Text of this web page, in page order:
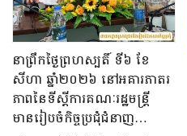
នាព្រឹកថ្ងៃព្រហស្បតិ៍ ទី៦ ខែ
សីហា ឆ្នាំ២០២៦ នៅអគារភាតរ
ភាពនៃទីស្តីការគណៈរដ្ឋមន្រ្តី
មានរៀបចំកិច្ចប្រជុំជំនាញ